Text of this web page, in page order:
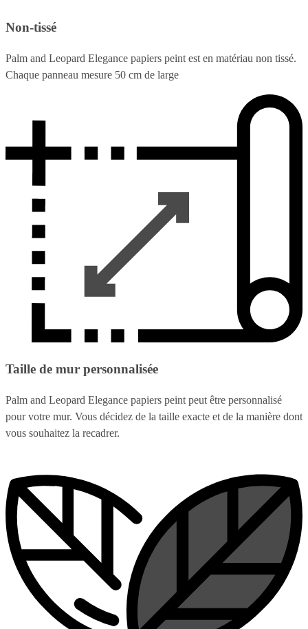
Non-tissé
Palm and Leopard Elegance papiers peint est en matériau non tissé.
Chaque panneau mesure 50 cm de large
Taille de mur personnalisée
Palm and Leopard Elegance papiers peint peut être personnalisé
pour votre mur. Vous décidez de la taille exacte et de la manière dont
vous souhaitez la recadrer.